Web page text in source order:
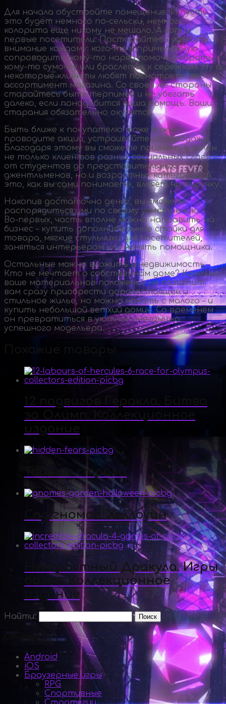
Для начала обустройте помещение. И пусть
это будет немного по-сельски, немного
колорита еще никому не мешало. А вот и
первые посетители. Постарайтесь уделить
внимание каждому: кого-тов примерочную
сопроводить,кому-то наряд помочь выбрать,
кому-то сумочку или браслетик к сережкам. Ну а
некоторые клиенты любят посмотреть весь
ассортимент магазина. Со своей же стороны
старайтесь быть терпимее и не убегать
далеко, если понадобится ваша помощь. Ваши
старания обязательно окупятся.
Быть ближе к покупателю тоже важно –
проводите акции, устраивайте распродажи.
Благодаря этому вы сможете привлечь в салон
не только клиентов разных социальных слоев –
от студентов до представительных
джентльменов, но и возрастных категорий. А
это, как вы сами понимаете, влияет на выручку.
Накопив достаточно денег, вы сможете
распорядиться ими по своему усмотрению.
Во-первых, часть вполне можно направить на
бизнес – купить дополнительные стойки для
товара, мягкие стульчики для посетителей,
заняться интерьером или нанять помощника.
Остальные можно вложить в недвижимость.
Кто не мечтает о собственном доме? Конечно,
ваше материальное положение не позволит
вам сразу приобрести дорогостоящее и
стильное жилье, но можно начать с малого – и
купить небольшой ветхий домик. Со временем
он превратиться в уютное гнездышко
успешного модельера.
Тайные страхи
Сад гномов. Хеллоуин
Невероятный Дракула. Игры
богов. Коллекционное
издание
Найти:
Статьи
Android
iOS
Браузерные игры
RPG
Спортивные